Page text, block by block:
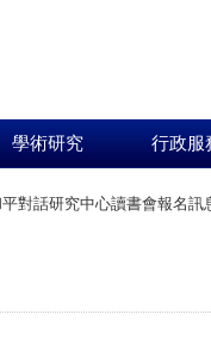
學術研究 行政服
對話研究中心讀書會報名訊